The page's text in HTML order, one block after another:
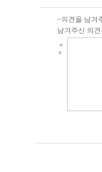
~의견을 남겨
남겨주신 의견
■
▼